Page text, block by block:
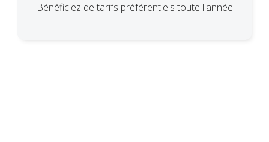
Bénéficiez de tarifs préférentiels toute l'année